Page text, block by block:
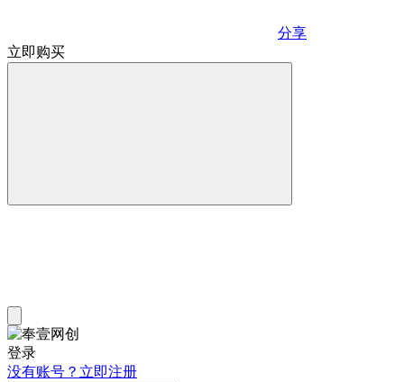
分享
立即购买
登录
没有账号？立即注册